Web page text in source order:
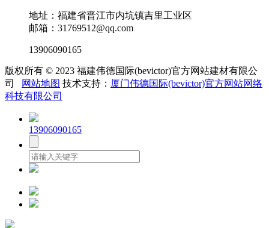
地址：福建省晋江市内坑镇吉里工业区
邮箱：31769512@qq.com
13906090165
版权所有 © 2023 福建伟德国际(bevictor)官方网站建材有限公
司
网站地图 技术支持： 厦门伟德国际(bevictor)官方网站网络
科技有限公司
13906090165